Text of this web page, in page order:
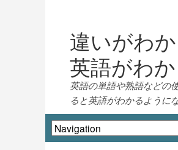
違いがわ
英語がわ
英語の単語や熟語などの
ると英語がわかるように